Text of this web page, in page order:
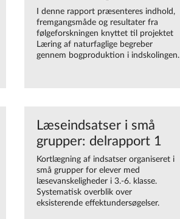
I denne rapport præsenteres indhold,
fremgangsmåde og resultater fra
følgeforskningen knyttet til projektet
Læring af naturfaglige begreber
gennem bogproduktion i indskolingen.
Læseindsatser i små
grupper: delrapport 1
Kortlægning af indsatser organiseret i
små grupper for elever med
læsevanskeligheder i 3.-6. klasse.
Systematisk overblik over
eksisterende effektundersøgelser.